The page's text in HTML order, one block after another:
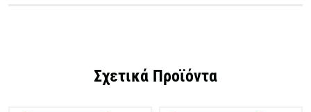
Σχετικά Προϊόντα